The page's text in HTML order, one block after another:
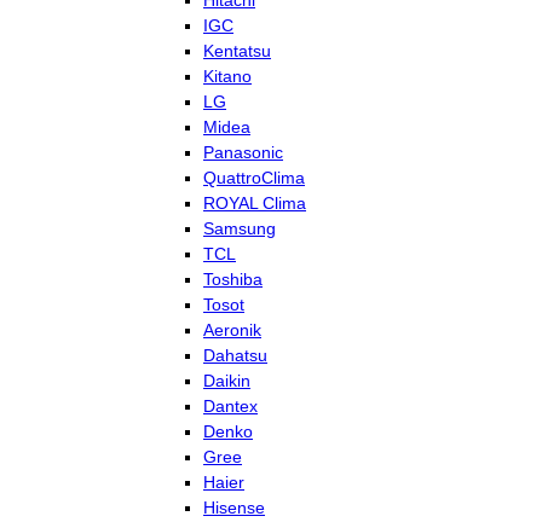
IGC
Kentatsu
Kitano
LG
Midea
Panasonic
QuattroClima
ROYAL Clima
Samsung
TCL
Toshiba
Tosot
Aeronik
Dahatsu
Daikin
Dantex
Denko
Gree
Haier
Hisense